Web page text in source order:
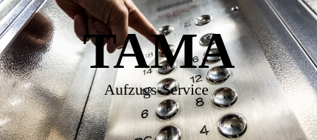
TAMA
Aufzugs-Service